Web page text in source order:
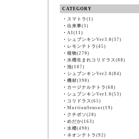
CATEGORY
・ スマトラ(1)
・ 出来事(3)
・ AI(11)
・ シュブンキンVer3.0(37)
・ レモンテトラ(45)
・ 植物(270)
・ 水槽生まれコリドラス(88)
・ 池(107)
・ シュブンキンVer2.0(84)
・ 機材(390)
・ カージナルテトラ(68)
・ シュブンキンVer1.0(53)
・ コリドラス(65)
・ MortionSensor(19)
・ クチボソ(20)
・ めだか(163)
・ 水槽(490)
・ ネオンテトラ(92)